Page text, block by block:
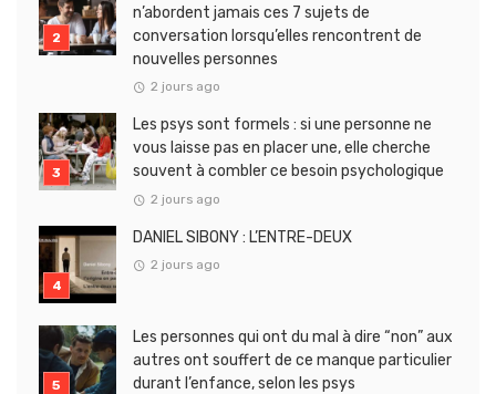
n’abordent jamais ces 7 sujets de
conversation lorsqu’elles rencontrent de
nouvelles personnes
2 jours ago
Les psys sont formels : si une personne ne
vous laisse pas en placer une, elle cherche
souvent à combler ce besoin psychologique
2 jours ago
DANIEL SIBONY : L’ENTRE-DEUX
2 jours ago
Les personnes qui ont du mal à dire “non” aux
autres ont souffert de ce manque particulier
durant l’enfance, selon les psys